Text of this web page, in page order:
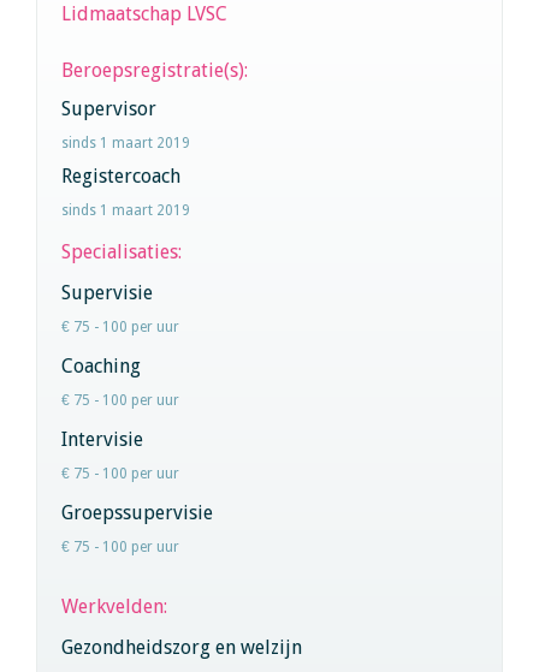
Lidmaatschap LVSC
Beroepsregistratie(s):
Supervisor
sinds 1 maart 2019
Registercoach
sinds 1 maart 2019
Specialisaties:
Supervisie
€ 75 - 100 per uur
Coaching
€ 75 - 100 per uur
Intervisie
€ 75 - 100 per uur
Groepssupervisie
€ 75 - 100 per uur
Werkvelden:
Gezondheidszorg en welzijn